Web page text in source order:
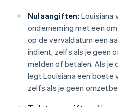
Nulaangiften: Louisiana
onderneming met een
op de vervaldatum een
indient, zelfs als je geen
melden of betalen. Als je
legt Louisiana een boete
zelfs als je geen